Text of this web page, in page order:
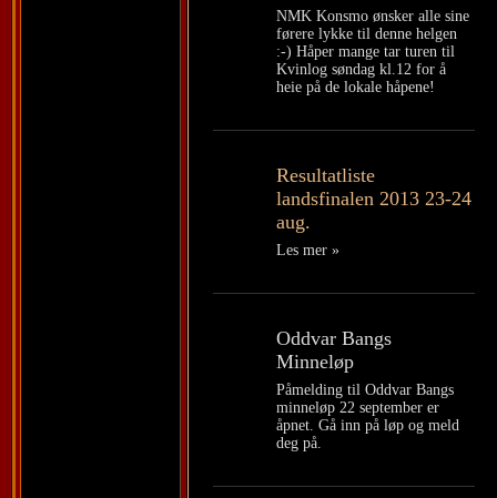
NMK Konsmo ønsker alle sine
førere lykke til denne helgen
:-) Håper mange tar turen til
Kvinlog søndag kl.12 for å
heie på de lokale håpene!
Resultatliste
landsfinalen 2013 23-24
aug.
Les mer »
Oddvar Bangs
Minneløp
Påmelding til Oddvar Bangs
minneløp 22 september er
åpnet. Gå inn på løp og meld
deg på.